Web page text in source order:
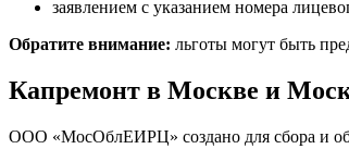
заявлением с указанием номера
Обратите внимание: льготы могут быть
Капремонт в Москве и
ООО «МосОблЕИРЦ» создано для сбора и